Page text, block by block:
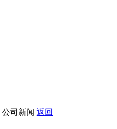
公司新闻 返回